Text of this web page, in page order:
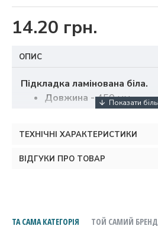
14.20 грн.
ОПИС
Підкладка ламінована біла.
Довжина -450 мм
- 450 мм
ТЕХНІЧНІ ХАРАКТЕРИСТИКИ
ВІДГУКИ ПРО ТОВАР
ТА САМА КАТЕГОРІЯ ТОЙ САМИЙ БРЕНД